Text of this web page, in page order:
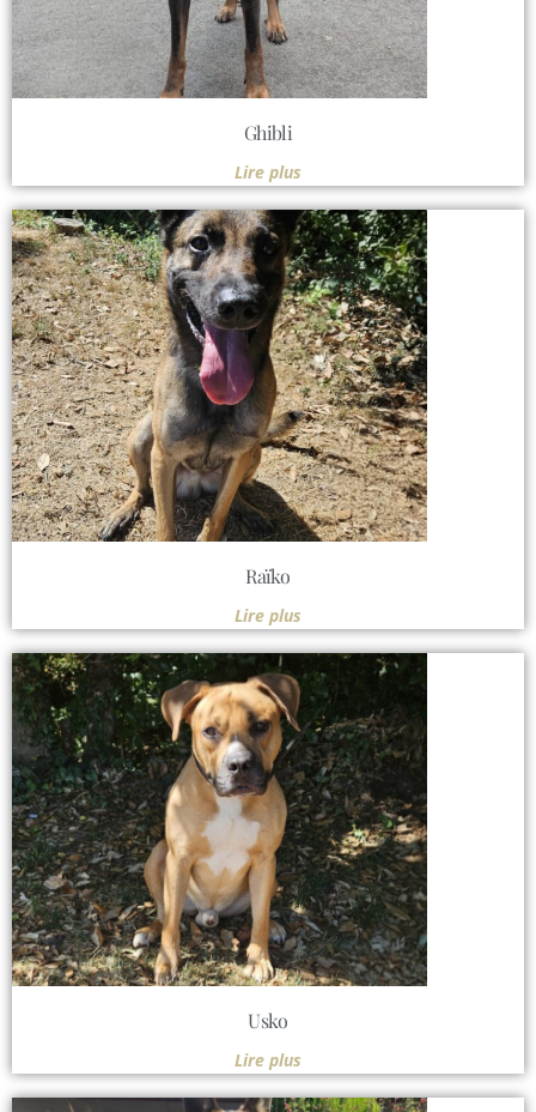
Ghibli
Lire plus
Raïko
Lire plus
Usko
Lire plus